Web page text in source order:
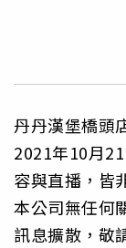
丹丹漢堡橋頭
2021年10月
容與直播，皆
本公司無任何
訊息擴散，敬